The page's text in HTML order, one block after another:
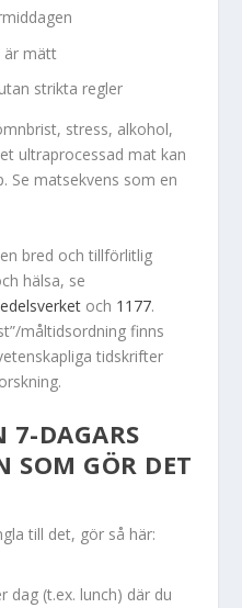
är mätt
strikta regler
stress, alkohol,
ultraprocessad mat kan
Se matsekvens som en
bred och tillförlitlig
hälsa, se
och 1177.
måltidsordning finns
tidskrifter
7-DAGARS
SOM GÖR DET
till det, gör så här:
dag (t.ex. lunch) där du